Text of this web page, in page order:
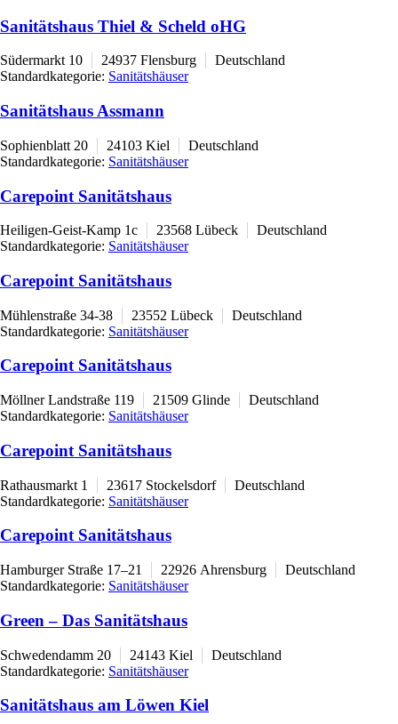
Sanitätshaus Thiel & Scheld oHG
Südermarkt 10 24937 Flensburg
Deutschland
Standardkategorie: Sanitätshäuser
Sanitätshaus Assmann
Sophienblatt 20 24103 Kiel
Deutschland
Standardkategorie: Sanitätshäuser
Carepoint Sanitätshaus
Heiligen-Geist-Kamp 1c 23568 Lübeck
Deutschland
Standardkategorie: Sanitätshäuser
Carepoint Sanitätshaus
Mühlenstraße 34-38 23552 Lübeck
Deutschland
Standardkategorie: Sanitätshäuser
Carepoint Sanitätshaus
Möllner Landstraße 119 21509 Glinde
Deutschland
Standardkategorie: Sanitätshäuser
Carepoint Sanitätshaus
Rathausmarkt 1 23617 Stockelsdorf
Deutschland
Standardkategorie: Sanitätshäuser
Carepoint Sanitätshaus
Hamburger Straße 17–21 22926 Ahrensburg
Deutschland
Standardkategorie: Sanitätshäuser
Green – Das Sanitätshaus
Schwedendamm 20 24143 Kiel
Deutschland
Standardkategorie: Sanitätshäuser
Sanitätshaus am Löwen Kiel